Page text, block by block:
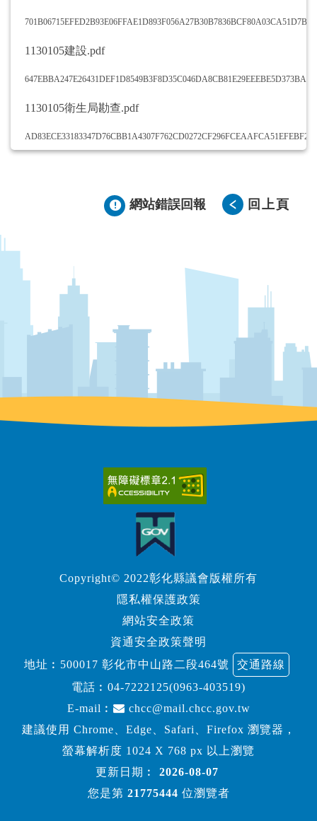
1130105建設.pdf
1130105衛生局勘查.pdf
網站錯誤回報 回上頁
Copyright© 2022彰化縣議會版權所有
隱私權保護政策
網站安全政策
資通安全政策聲明
地址︰500017 彰化市中山路二段464號
交通路線
電話︰ 04-7222125(0963-403519)
E-mail︰
chcc@mail.chcc.gov.tw
建議使用 Chrome、Edge、Safari、Firefox 瀏覽器，
螢幕解析度 1024 X 768 px 以上瀏覽
更新日期︰
2026-08-07
您是第 21775444 位瀏覽者